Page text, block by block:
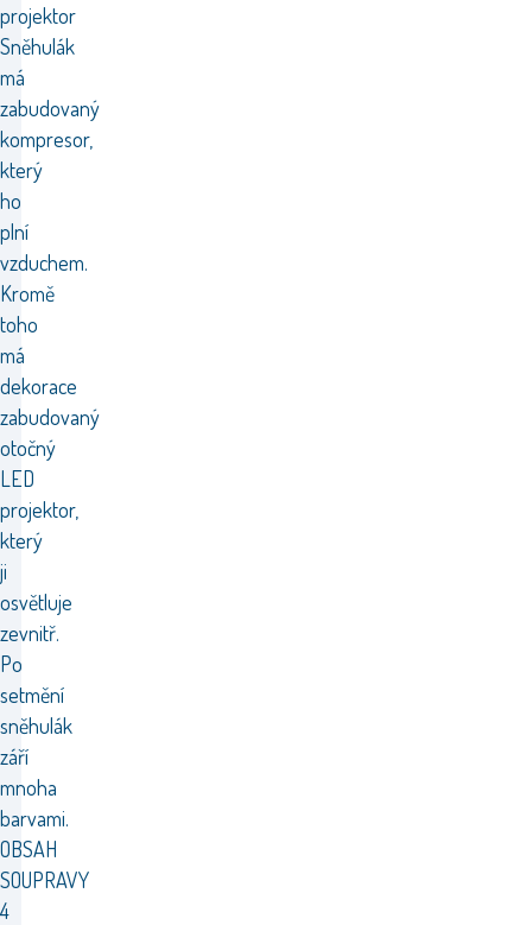
projektor
Sněhulák
má
zabudovaný
kompresor,
který
ho
plní
vzduchem.
Kromě
toho
má
dekorace
zabudovaný
otočný
LED
projektor,
který
ji
osvětluje
zevnitř.
Po
setmění
sněhulák
září
mnoha
barvami.
OBSAH
SOUPRAVY
4